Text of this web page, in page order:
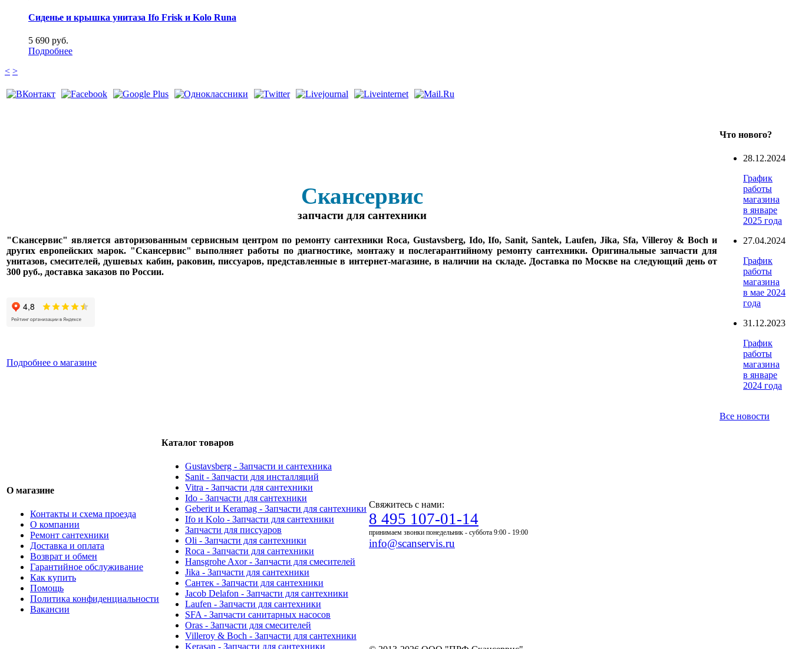
Сиденье и крышка унитаза Ifo Frisk и Kolo Runa
5 690 руб.
Подробнее
< >
Скансервис
запчасти для сантехники
"Скансервис" является авторизованным сервисным центром по ремонту сантехники Roca, Gustavsberg, Ido, Ifo, Sanit, Santek, Laufen, Jika, Sfa, Villeroy & Boch и
других европейских марок. "Скансервис" выполняет работы по диагностике, монтажу и послегарантийному ремонту сантехники. Оригинальные запчасти для
унитазов, смесителей, душевых кабин, раковин, писсуаров, представленные в интернет-магазине, в наличии на складе. Доставка по Москве на следующий день от
300 руб., доставка заказов по России.
Подробнее о магазине
Что нового?
28.12.2024
График
работы
магазина
в январе
2025 года
27.04.2024
График
работы
магазина
в мае 2024
года
31.12.2023
График
работы
магазина
в январе
2024 года
Все новости
О магазине
Контакты и схема проезда
О компании
Ремонт сантехники
Доставка и оплата
Возврат и обмен
Гарантийное обслуживание
Как купить
Помощь
Политика конфиденциальности
Вакансии
Каталог товаров
Gustavsberg - Запчасти и сантехника
Sanit - Запчасти для инсталляций
Vitra - Запчасти для сантехники
Ido - Запчасти для сантехники
Geberit и Keramag - Запчасти для сантехники
Ifo и Kolo - Запчасти для сантехники
Запчасти для писсуаров
Oli - Запчасти для сантехники
Roca - Запчасти для сантехники
Hansgrohe Axor - Запчасти для смесителей
Jika - Запчасти для сантехники
Сантек - Запчасти для сантехники
Jacob Delafon - Запчасти для сантехники
Laufen - Запчасти для сантехники
SFA - Запчасти санитарных насосов
Oras - Запчасти для смесителей
Villeroy & Boch - Запчасти для сантехники
Kerasan - Запчасти для сантехники
Свяжитесь с нами:
8 495 107-01-14
принимаем звонки понедельник - суббота 9:00 - 19:00
info@scanservis.ru